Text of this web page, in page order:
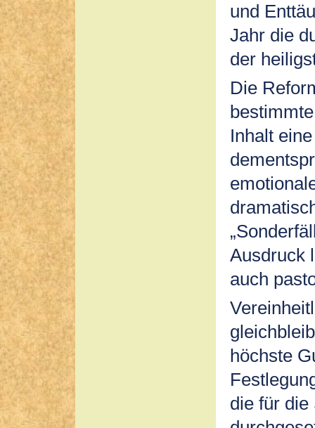
und
Jahr die
der
Die
Inhalt
Ausdruck
auch
höchste
die für die